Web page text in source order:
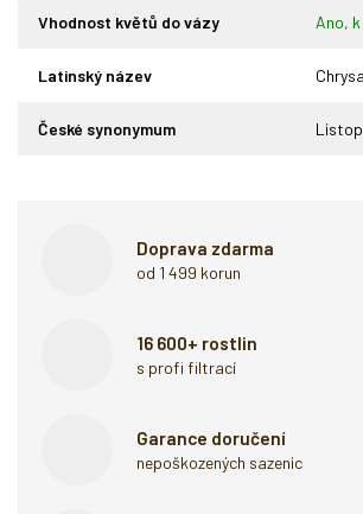
Vhodnost květů do vázy Ano, k
Latinský název
České synonymum
Doprava zdarma
od 1 499 korun
16 600+ rostlin
s profi filtrací
Garance doručení
nepoškozených sazenic